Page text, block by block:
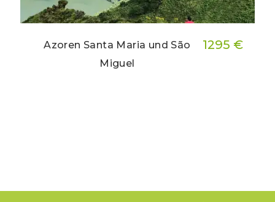
Azoren Santa Maria und São
Miguel
1295 €